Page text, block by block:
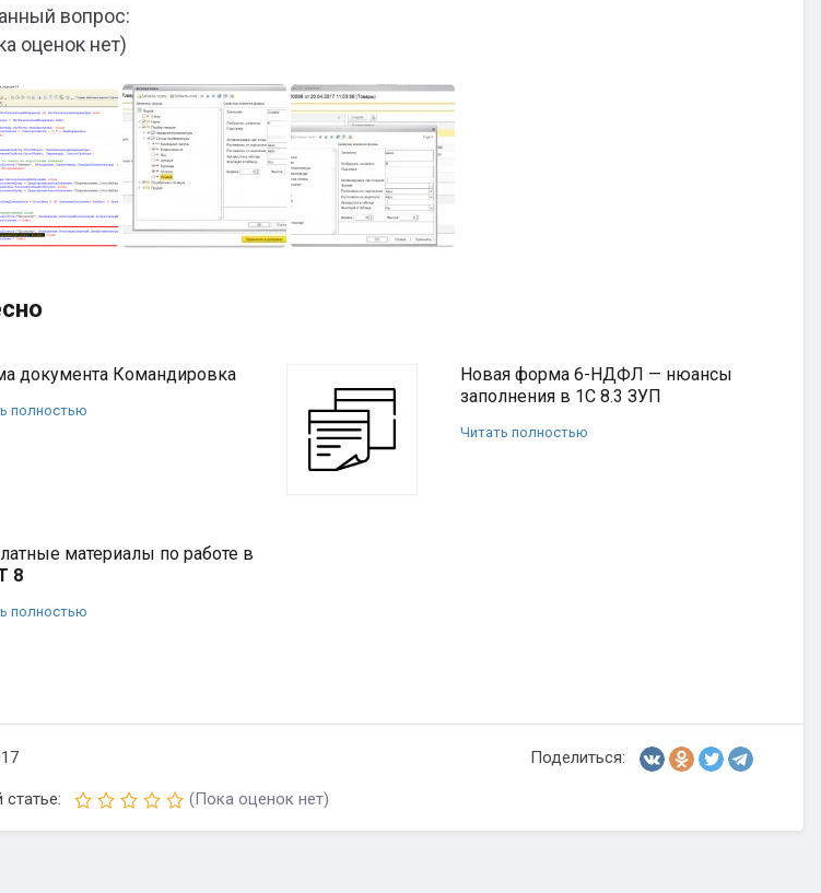
вопрос:
оценок нет)
документа Командировка
полностью
Новая форма 6-НДФЛ — нюансы
заполнения в 1С 8.3 ЗУП
Читать полностью
материалы по работе в
8
полностью
Поделиться:
(Пока оценок нет)